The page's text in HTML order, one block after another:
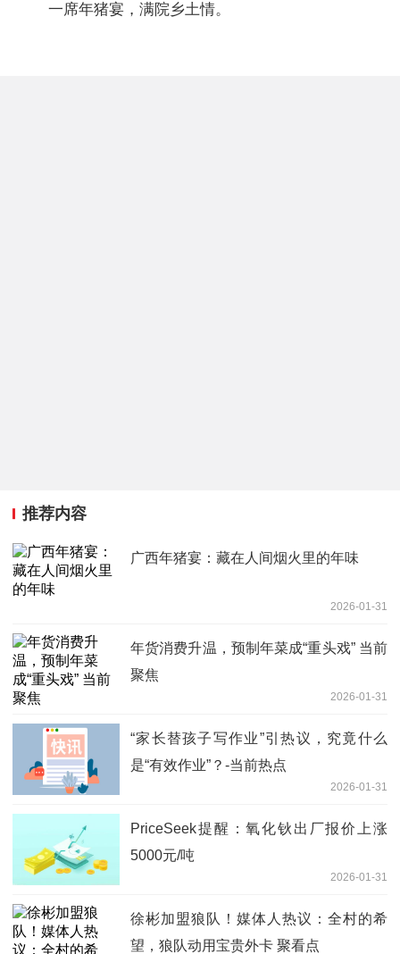
一席年猪宴，满院乡土情。
推荐内容
广西年猪宴：藏在人间烟火里的年味
2026-01-31
年货消费升温，预制年菜成“重头戏” 当前
聚焦
2026-01-31
“家长替孩子写作业”引热议，究竟什么
是“有效作业”？-当前热点
2026-01-31
PriceSeek提醒：氧化钬出厂报价上涨
5000元/吨
2026-01-31
徐彬加盟狼队！媒体人热议：全村的希
望，狼队动用宝贵外卡 聚看点